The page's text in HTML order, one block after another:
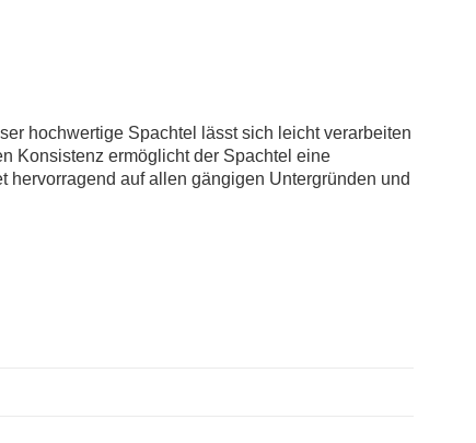
hochwertige Spachtel lässt sich leicht verarbeiten
Konsistenz ermöglicht der Spachtel eine
auf allen gängigen Untergründen und